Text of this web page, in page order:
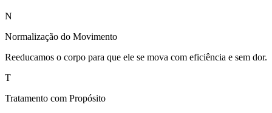
N
Normalização do Movimento
Reeducamos o corpo para que ele se mova com eficiência e sem dor.
T
Tratamento com Propósito